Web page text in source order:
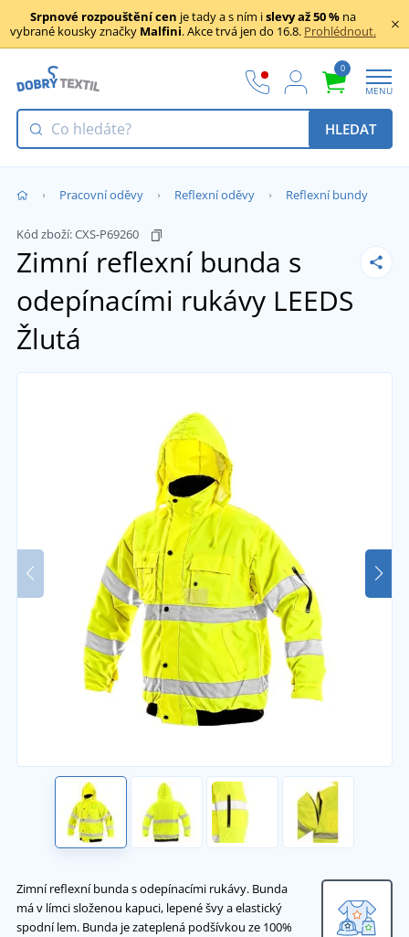
Srpnové rozpouštění cen je tady a s ním islevy až 50 % na
vybrané kousky značky Malfini. Akce trvá jen do 16.8. Prohlédnout.
0
MENU
HLEDAT
Pracovní oděvy Reflexní oděvy Reflexní bundy
Kód zboží:CXS-P69260
Zimní reflexní bunda s
odepínacími rukávy LEEDS
Žlutá
Zimní reflexní bunda s odepínacími rukávy. Bunda
má v límci složenou kapuci, lepené švy a elastický
spodní lem. Bunda je zateplená podšívkou ze 100%